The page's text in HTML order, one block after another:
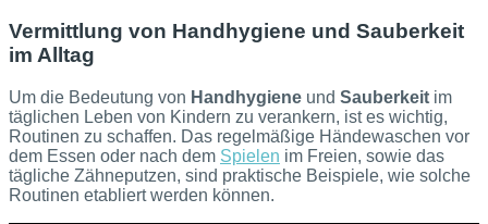
Vermittlung von Handhygiene und Sauberkeit
im Alltag
Um die Bedeutung von Handhygiene und Sauberkeit im
täglichen Leben von Kindern zu verankern, ist es wichtig,
Routinen zu schaffen. Das regelmäßige Händewaschen vor
dem Essen oder nach dem Spielen im Freien, sowie das
tägliche Zähneputzen, sind praktische Beispiele, wie solche
Routinen etabliert werden können.